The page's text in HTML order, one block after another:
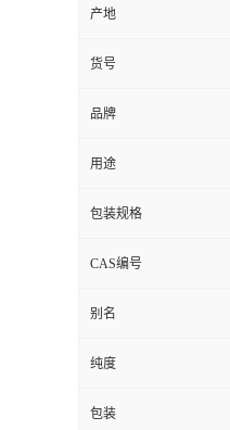
产地
货号
品牌
用途
包装规格
CAS编号
别名
纯度
包装